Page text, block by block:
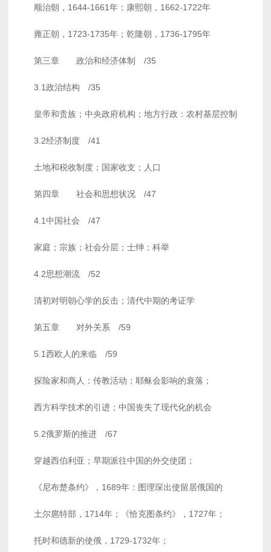
顺治朝，1644-1661年；康熙朝，1662-1722年
雍正朝，1723-1735年；乾隆朝，1736-1795年
第三章 政治和经济体制 /35
3.1政治结构 /35
皇帝和贵族；中央政府机构；地方行政：农村基层控制
3.2经济制度 /41
土地和税收制度；国家收支；人口
第四章 社会和思想状况 /47
4.1中国社会 /47
家庭；宗族；社会分层；士绅；科举
4.2思想潮流 /52
清初对明朝心学的反击；清代中期的考证学
第五章 对外关系 /59
5.1西欧人的来临 /59
探险家和商人：传教活动；耶稣会影响的衰落；
西方科学技术的引进；中国丧失了现代化的机会
5.2俄罗斯的推进 /67
穿越西伯利亚；早期派往中国的外交使团；
《尼布楚条约》，1689年：图理琛出使留居俄国的
土尔扈特部，1714年；《恰克图条约》，1727年；
托时和德新的使俄，1729-1732年；